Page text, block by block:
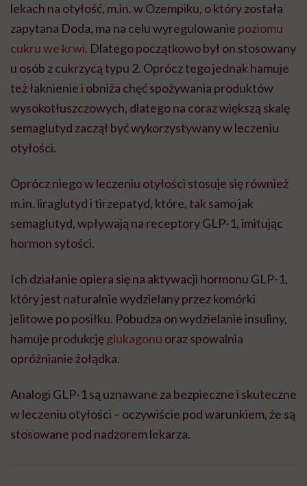
lekach na otyłość, m.in. w Ozempiku, o który została
zapytana Doda, ma na celu wyregulowanie poziomu
cukru we krwi. Dlatego początkowo był on stosowany
u osób z cukrzycą typu 2. Oprócz tego jednak hamuje
też łaknienie i obniża chęć spożywania produktów
wysokotłuszczowych, dlatego na coraz większą skalę
semaglutyd zaczął być wykorzystywany w leczeniu
otyłości.
Oprócz niego w leczeniu otyłości stosuje się również
m.in. liraglutyd i tirzepatyd, które, tak samo jak
semaglutyd, wpływają na receptory GLP-1, imitując
hormon sytości.
Ich działanie opiera się na aktywacji hormonu GLP-1,
który jest naturalnie wydzielany przez komórki
jelitowe po posiłku. Pobudza on wydzielanie insuliny,
hamuje produkcjęglukagonu oraz spowalnia
opróżnianie żołądka.
Analogi GLP-1 są uznawane za bezpieczne i skuteczne
w leczeniu otyłości – oczywiście pod warunkiem, że są
stosowane pod nadzorem lekarza.